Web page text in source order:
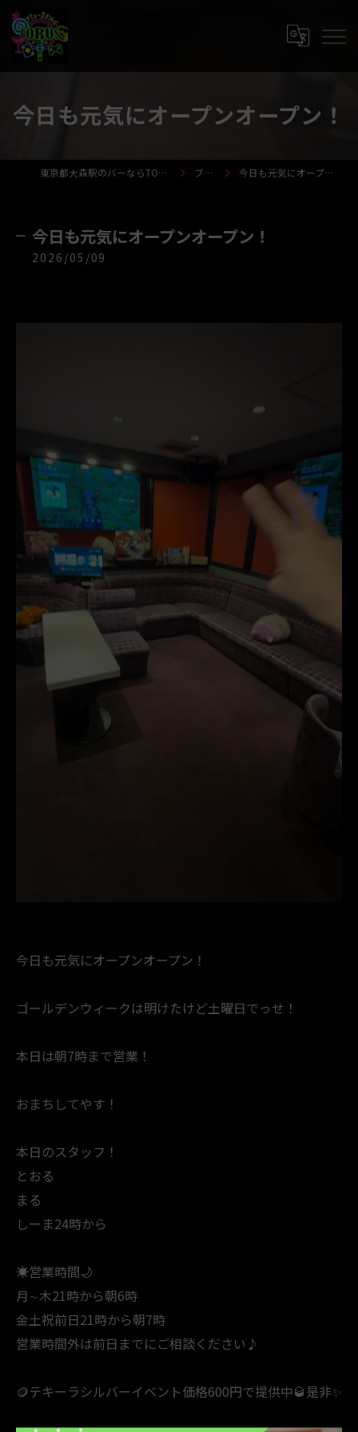
今日も元気にオープンオープン！
東京都大森駅のバーならTORUS-トーラス- ブログ 今日も元気にオープンオープン！
今日も元気にオープンオープン！
2026/05/09
今日も元気にオープンオープン！
ゴールデンウィークは明けたけど土曜日でっせ！
本日は朝7時まで営業！
おまちしてやす！
本日のスタッフ！
とおる
まる
しーま24時から
☀️営業時間🌙
月∼木21時から朝6時
金土祝前日21時から朝7時
営業時間外は前日までにご相談ください♪
🪙テキーラシルバーイベント価格600円で提供中🥃是非✨